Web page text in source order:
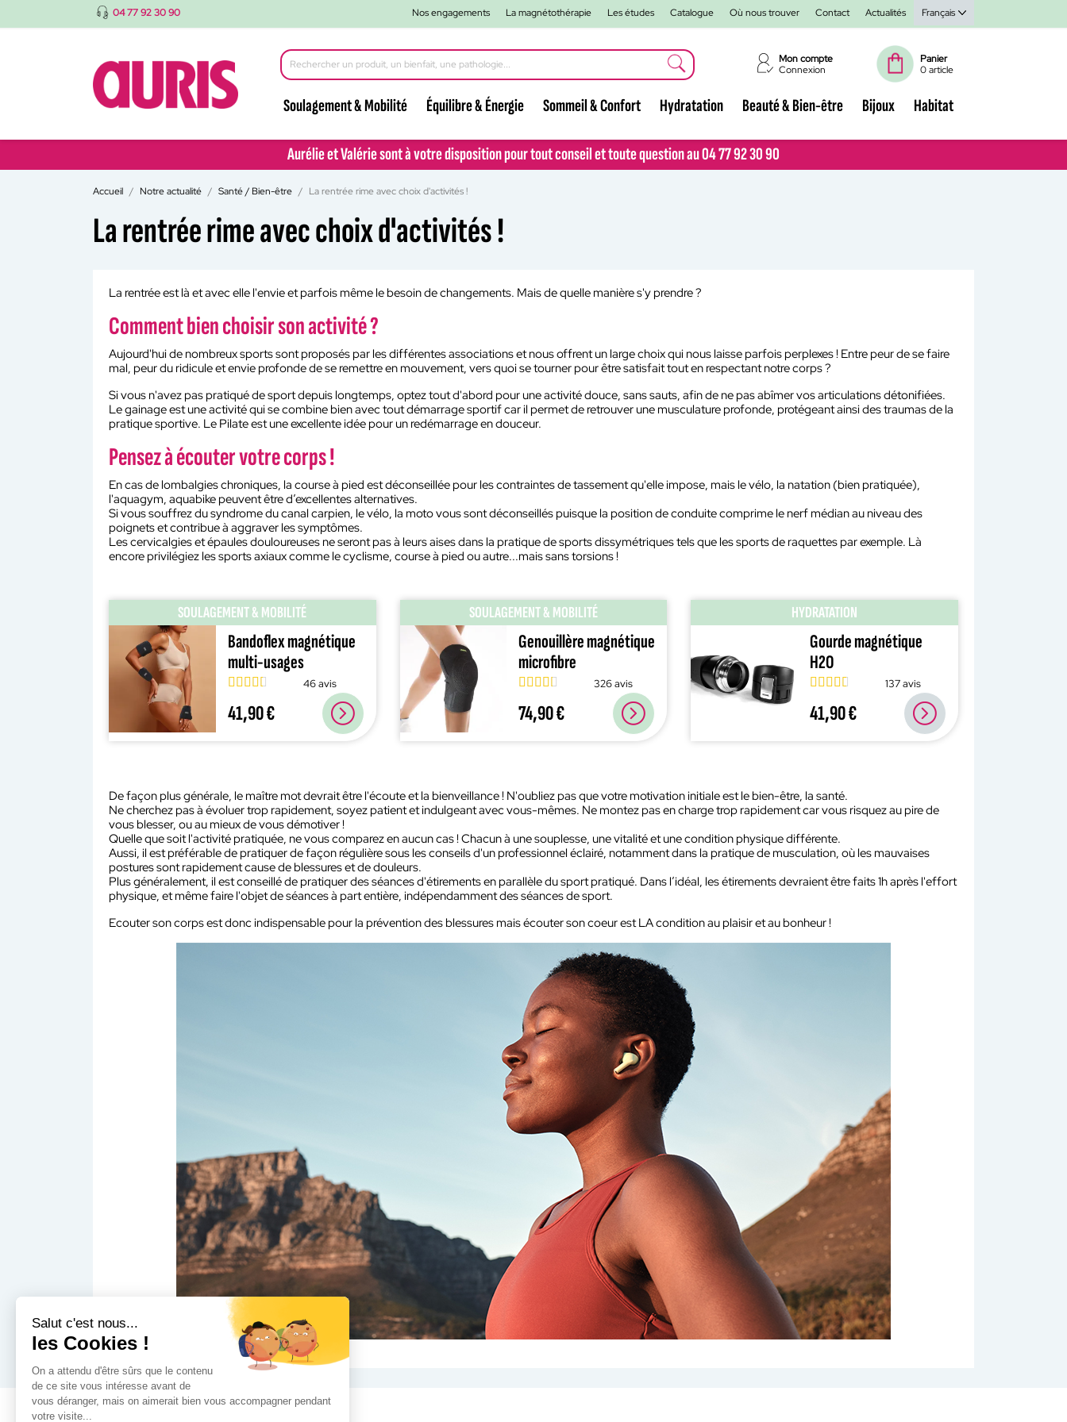
04 77 92 30 90 Nos engagements La magnétothérapie Les études Catalogue Où nous trouver Contact Actualités Français
Mon compte
Connexion
Panier
0 article
Soulagement & Mobilité Équilibre & Énergie Sommeil & Confort Hydratation Beauté & Bien-être Bijoux Habitat
Aurélie et Valérie sont à votre disposition pour tout conseil et toute question au 04 77 92 30 90
Aurélie et Valérie sont à votre disposition pour tout conseil et toute question au 04 77 92 30 90
Accueil Notre actualité Santé / Bien-être La rentrée rime avec choix d'activités !
La rentrée rime avec choix d'activités !
La rentrée est là et avec elle l'envie et parfois même le besoin de changements. Mais de quelle manière s'y prendre ?
Comment bien choisir son activité ?
Aujourd'hui de nombreux sports sont proposés par les différentes associations et nous offrent un large choix qui nous laisse parfois perplexes ! Entre peur de se faire
mal, peur du ridicule et envie profonde de se remettre en mouvement, vers quoi se tourner pour être satisfait tout en respectant notre corps ?
Si vous n'avez pas pratiqué de sport depuis longtemps, optez tout d'abord pour une activité douce, sans sauts, afin de ne pas abîmer vos articulations détonifiées.
Le gainage est une activité qui se combine bien avec tout démarrage sportif car il permet de retrouver une musculature profonde, protégeant ainsi des traumas de la
pratique sportive. Le Pilate est une excellente idée pour un redémarrage en douceur.
Pensez à écouter votre corps !
En cas de lombalgies chroniques, la course à pied est déconseillée pour les contraintes de tassement qu'elle impose, mais le vélo, la natation (bien pratiquée),
l'aquagym, aquabike peuvent être d’excellentes alternatives.
Si vous souffrez du syndrome du canal carpien, le vélo, la moto vous sont déconseillés puisque la position de conduite comprime le nerf médian au niveau des
poignets et contribue à aggraver les symptômes.
Les cervicalgies et épaules douloureuses ne seront pas à leurs aises dans la pratique de sports dissymétriques tels que les sports de raquettes par exemple. Là
encore privilégiez les sports axiaux comme le cyclisme, course à pied ou autre...mais sans torsions !
SOULAGEMENT & MOBILITÉ
Bandoflex magnétique
multi-usages
46 avis
41,90 €
SOULAGEMENT & MOBILITÉ
Genouillère magnétique
microfibre
326 avis
74,90 €
HYDRATATION
Gourde magnétique
H2O
137 avis
41,90 €
De façon plus générale, le maître mot devrait être l'écoute et la bienveillance ! N'oubliez pas que votre motivation initiale est le bien-être, la santé.
Ne cherchez pas à évoluer trop rapidement, soyez patient et indulgeant avec vous-mêmes. Ne montez pas en charge trop rapidement car vous risquez au pire de
vous blesser, ou au mieux de vous démotiver !
Quelle que soit l'activité pratiquée, ne vous comparez en aucun cas ! Chacun à une souplesse, une vitalité et une condition physique différente.
Aussi, il est préférable de pratiquer de façon régulière sous les conseils d'un professionnel éclairé, notamment dans la pratique de musculation, où les mauvaises
postures sont rapidement cause de blessures et de douleurs.
Plus généralement, il est conseillé de pratiquer des séances d'étirements en parallèle du sport pratiqué. Dans l’idéal, les étirements devraient être faits 1h après l'effort
physique, et même faire l'objet de séances à part entière, indépendamment des séances de sport.
Ecouter son corps est donc indispensable pour la prévention des blessures mais écouter son coeur est LA condition au plaisir et au bonheur !
Salut c'est nous...
les Cookies !
On a attendu d'être sûrs que le contenu
de ce site vous intéresse avant de
vous déranger, mais on aimerait bien vous accompagner pendant
votre visite...